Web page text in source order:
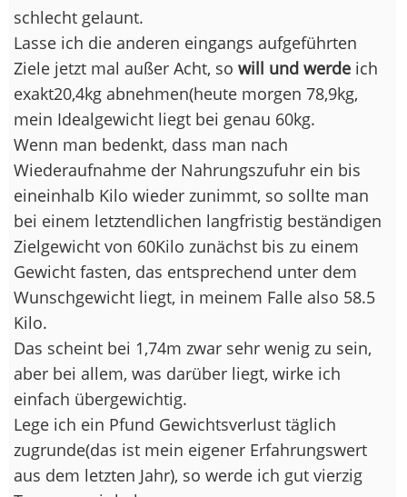
schlecht gelaunt.
Lasse ich die anderen eingangs aufgeführten
Ziele jetzt mal außer Acht, so will und werde ich
exakt20,4kg abnehmen(heute morgen 78,9kg,
mein Idealgewicht liegt bei genau 60kg.
Wenn man bedenkt, dass man nach
Wiederaufnahme der Nahrungszufuhr ein bis
eineinhalb Kilo wieder zunimmt, so sollte man
bei einem letztendlichen langfristig beständigen
Zielgewicht von 60Kilo zunächst bis zu einem
Gewicht fasten, das entsprechend unter dem
Wunschgewicht liegt, in meinem Falle also 58.5
Kilo.
Das scheint bei 1,74m zwar sehr wenig zu sein,
aber bei allem, was darüber liegt, wirke ich
einfach übergewichtig.
Lege ich ein Pfund Gewichtsverlust täglich
zugrunde(das ist mein eigener Erfahrungswert
aus dem letzten Jahr), so werde ich gut vierzig